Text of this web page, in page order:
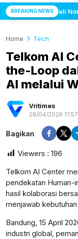
BREAKING NEWS
2 Bandung
Home Tech
Telkom AI
the-Loop
AI melalui
Vritimes
28/04/2026 11:57
Bagikan
Viewers : 196
Telkom AI Center
pendekatan
hasil kolaborasi
menjawab
Bandung, 15 April
industri global,